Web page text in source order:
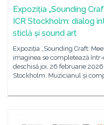
Expoziția „Sounding
ICR Stockholm: dialog
sticlă și sound art
Expoziția „Sounding Craft:
imaginea se completează
deschisă joi, 26 februarie
Stockholm. Muzicianul și